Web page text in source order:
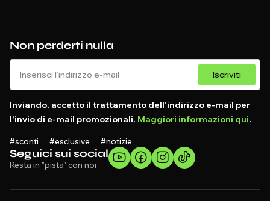
Seguici sui social
Resta in "pista" con noi
Non perderti nulla
Iscriviti
Inviando, accetto il trattamento dell'indirizzo e-mail per
l'invio di e-mail promozionali. Maggiori informazioni qui.
#sconti #esclusive #notizie